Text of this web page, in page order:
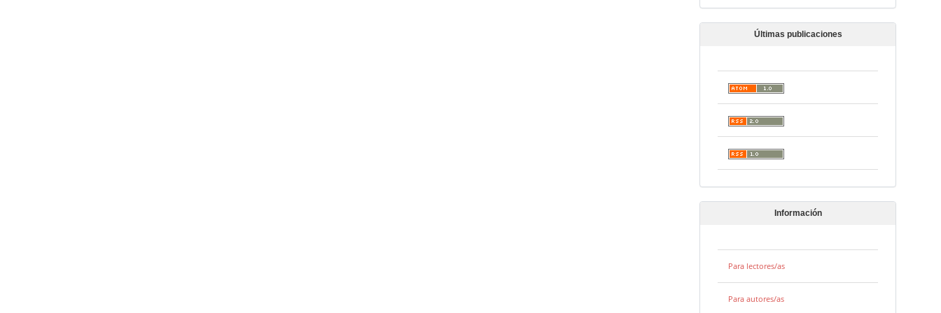
Últimas publicaciones
Información
Para lectores/as
Para autores/as